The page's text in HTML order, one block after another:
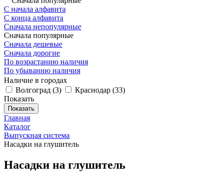
С начала алфавита
С конца алфавита
Сначала непопулярные
Сначала популярные
Сначала дешевые
Сначала дорогие
По возрастанию наличия
По убыванию наличия
Наличие в городах
Волгоград (3) Краснодар (33)
Показать
Показать
Главная
Каталог
Выпускная система
Насадки на глушитель
Насадки на глушитель